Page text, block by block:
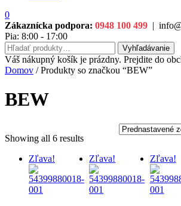
0
Zákaznícka podpora: 0948 100 499 |
Pia: 8:00 - 17:00
Hľadať:
Vyhľadávanie
Váš nákupný košík je prázdny. Prejdite do
Domov / Produkty so značkou “BEW”
BEW
Showing all 6 results
Zľava!
Zľava! Zľava!